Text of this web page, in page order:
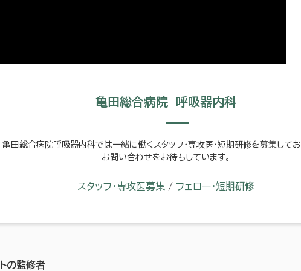
亀田総合病院 呼吸器内科
亀田総合病院呼吸器内科では一緒に働くスタッフ・専攻医・短期研修を募集してお
お問い合わせをお待ちしています。
スタッフ・専攻医募集/ フェロー・短期研修
の監修者